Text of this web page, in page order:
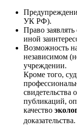
УК РФ).
Право
иной
Возможность
независимом
учреждении.
Кроме того,
публикаций,
качество